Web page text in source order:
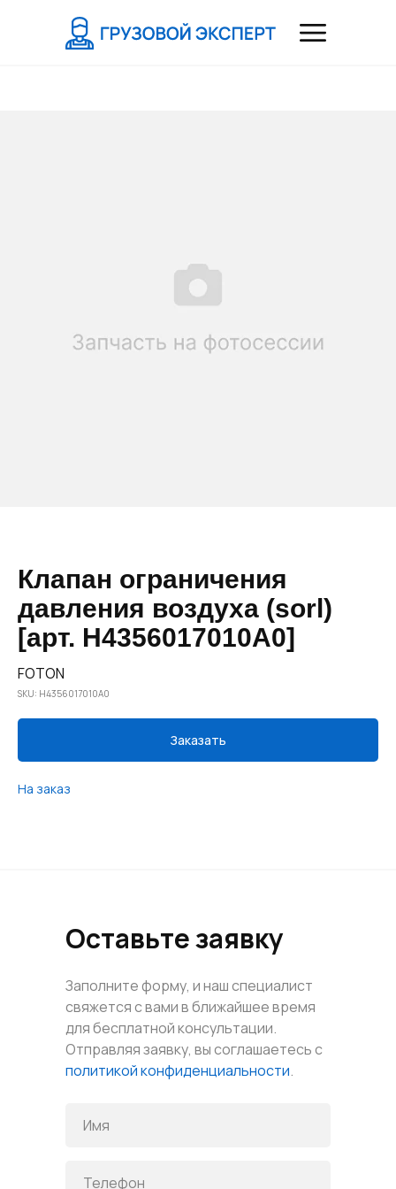
Клапан ограничения
давления воздуха (sorl)
[арт. H4356017010A0]
FOTON
SKU: H4356017010A0
Заказать
На заказ
Оставьте заявку
Заполните форму, и наш специалист
свяжется с вами в ближайшее время
для бесплатной консультации.
Отправляя заявку, вы соглашаетесь с
политикой конфиденциальности.